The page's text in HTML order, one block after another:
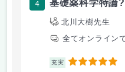
4 基礎薬科学特論?
北川大樹先生
全てオンライン
充実 5